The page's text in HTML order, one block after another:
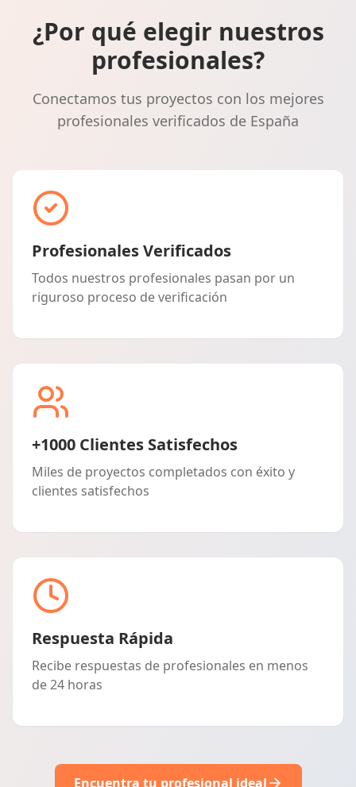
¿Por qué elegir nuestros
profesionales?
Conectamos tus proyectos con los mejores
profesionales verificados de España
Profesionales Verificados
Todos nuestros profesionales pasan por un
riguroso proceso de verificación
+1000 Clientes Satisfechos
Miles de proyectos completados con éxito y
clientes satisfechos
Respuesta Rápida
Recibe respuestas de profesionales en menos
de 24 horas
Encuentra tu profesional ideal